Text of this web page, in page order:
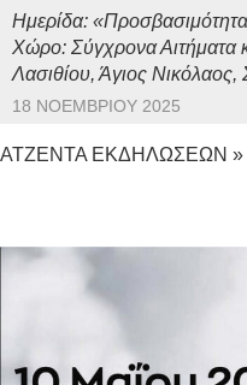
Ημερίδα:
Χώρο: Σύγχρονα Αιτήματα
Λασιθίου, Άγιος
18 ΝΟΕΜΒΡΊΟΥ 2025
ΑΤΖΕΝΤΑ ΕΚΔΗΛΩΣΕΩΝ »